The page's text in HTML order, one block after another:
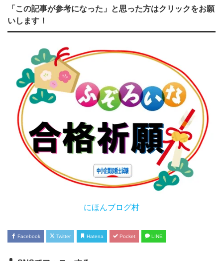
「この記事が参考になった」と思った方はクリックをお願
いします！
にほんブログ村
Facebook Twitter Hatena Pocket LINE